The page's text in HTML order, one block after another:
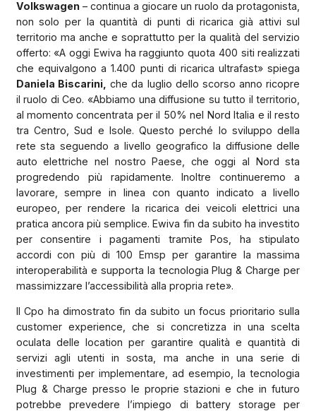
Volkswagen– continua a giocare un ruolo da protagonista,
non solo per la quantità di punti di ricarica già attivi sul
territorio ma anche e soprattutto per la qualità del servizio
offerto: «A oggi Ewiva ha raggiunto quota 400 siti realizzati
che equivalgono a 1.400 punti di ricarica ultrafast» spiega
Daniela Biscarini, che da luglio dello scorso anno ricopre
il ruolo di Ceo. «Abbiamo una diffusione su tutto il territorio,
al momento concentrata per il 50% nel Nord Italia e il resto
tra Centro, Sud e Isole. Questo perché lo sviluppo della
rete sta seguendo a livello geografico la diffusione delle
auto elettriche nel nostro Paese, che oggi al Nord sta
progredendo più rapidamente. Inoltre continueremo a
lavorare, sempre in linea con quanto indicato a livello
europeo, per rendere la ricarica dei veicoli elettrici una
pratica ancora più semplice. Ewiva fin da subito ha investito
per consentire i pagamenti tramite Pos, ha stipulato
accordi con più di 100 Emsp per garantire la massima
interoperabilità e supporta la tecnologia Plug & Charge per
massimizzare l’accessibilità alla propria rete».
Il Cpo ha dimostrato fin da subito un focus prioritario sulla
customer experience, che si concretizza in una scelta
oculata delle location per garantire qualità e quantità di
servizi agli utenti in sosta, ma anche in una serie di
investimenti per implementare, ad esempio, la tecnologia
Plug & Charge presso le proprie stazioni e che in futuro
potrebbe prevedere l’impiego di battery storage per